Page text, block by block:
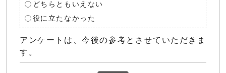
どちらともいえない
役に立たなかった
アンケートは、今後の参考とさせていただきま
す。